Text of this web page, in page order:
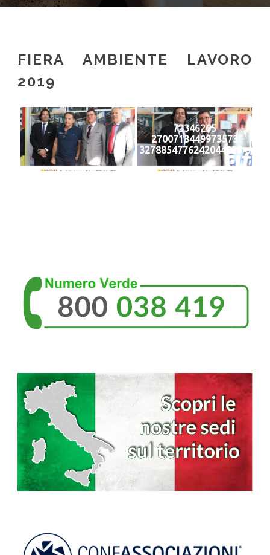
FIERA AMBIENTE LAVORO
2019
72346265
2700713449973573
3278854776242044928 o